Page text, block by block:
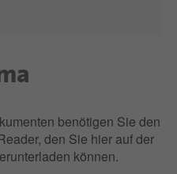
benötigen Sie den
den Sie hier auf der
können.